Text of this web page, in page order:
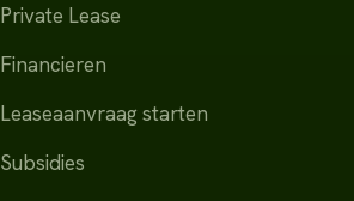
Private Lease
Financieren
Leaseaanvraag starten
Subsidies